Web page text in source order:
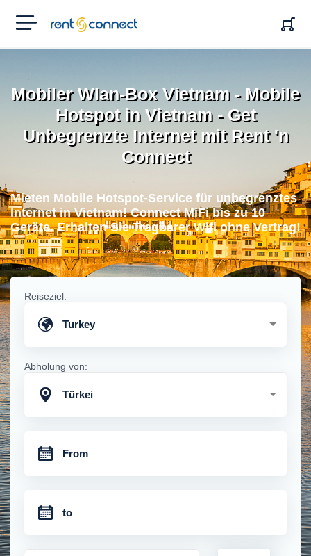
RENT'N
CONNECT
Mobiler Wlan-Box Vietnam - Mobile
Hotspot in Vietnam - Get
Unbegrenzte Internet mit Rent 'n
Connect
Mieten Mobile Hotspot-Service für unbegrenztes
Internet in Vietnam! Connect MiFi bis zu 10
Geräte. Erhalten Sie Tragbarer Wifi ohne Vertrag!
Reiseziel:
Turkey
Abholung von:
Türkei